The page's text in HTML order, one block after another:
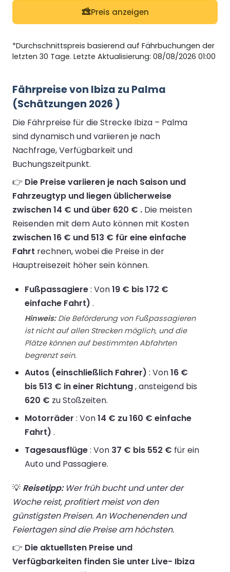
Preis anzeigen
*Durchschnittspreis basierend auf Fährbuchungen der
letzten 30 Tage. Letzte Aktualisierung: 08/08/2026 01:00
Fährpreise von Ibiza zu Palma
(Schätzungen 2026 )
Die Fährpreise für die Strecke Ibiza – Palma
sind dynamisch und variieren je nach
Nachfrage, Verfügbarkeit und
Buchungszeitpunkt.
👉 Die Preise variieren je nach Saison und
Fahrzeugtyp und liegen üblicherweise
zwischen 14 € und über 620 € . Die meisten
Reisenden mit dem Auto können mit Kosten
zwischen 16 € und 513 € für eine einfache
Fahrt rechnen, wobei die Preise in der
Hauptreisezeit höher sein können.
Fußpassagiere: Von19 € bis 172 €
einfache Fahrt) .
Hinweis:Die Beförderung von Fußpassagieren
ist nicht auf allen Strecken möglich, und die
Plätze können auf bestimmten Abfahrten
begrenzt sein.
Autos (einschließlich Fahrer) : Von16 €
bis 513 € in einer Richtung, ansteigend bis
620 € zu Stoßzeiten.
Motorräder : Von14 € zu 160 € einfache
Fahrt) .
Tagesausflüge: Von 37 € bis 552 € für ein
Auto und Passagiere.
💡 Reisetipp:Wer früh bucht und unter der
Woche reist, profitiert meist von den
günstigsten Preisen. An Wochenenden und
Feiertagen sind die Preise am höchsten.
👉 Die aktuellsten Preise und
Verfügbarkeiten finden Sie unter Live- Ibiza